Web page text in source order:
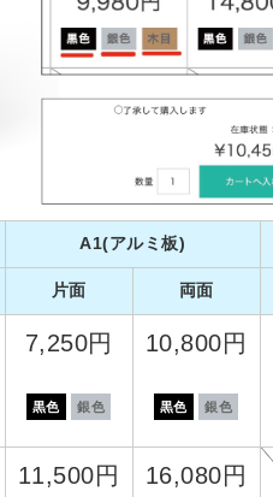
A1(アルミ板)
片面 両面
7,250円
黒色 銀色
10,800円
黒色 銀色
11,500円 16,080円